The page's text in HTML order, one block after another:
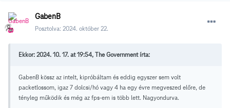
GabenB
Posztolva: 2024. október 22.
Ekkor: 2024. 10. 17. at 19:54, The Government írta:
GabenB kössz az intelt, kipróbáltam és eddig egyszer sem volt
packetlossom, igaz 7 dolcsi/hó vagy 4 ha egy évre megveszed előre, de
tényleg működik és még az fps-em is több lett. Nagyondurva.